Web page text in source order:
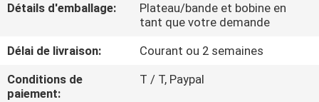
DE
QUALITÉ
Détails d'emballage:
Plateau/bande et bobine en
tant que votre demande
Délai de livraison:
Courant ou 2 semaines
Conditions de
paiement:
T / T, Paypal